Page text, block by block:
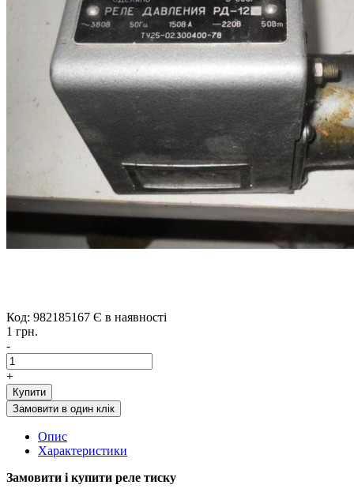
Код: 982185167 Є в наявності
1 грн.
-
+
Купити
Замовити в один клік
Опис
Характеристики
Замовити і купити реле тиску